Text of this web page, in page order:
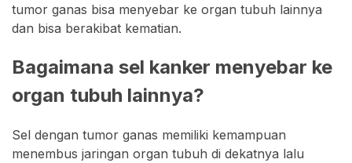
tumor ganas bisa menyebar ke organ tubuh lainnya
dan bisa berakibat kematian.
Bagaimana sel kanker menyebar ke
organ tubuh lainnya?
Sel dengan tumor ganas memiliki kemampuan
menembus jaringan organ tubuh di dekatnya lalu